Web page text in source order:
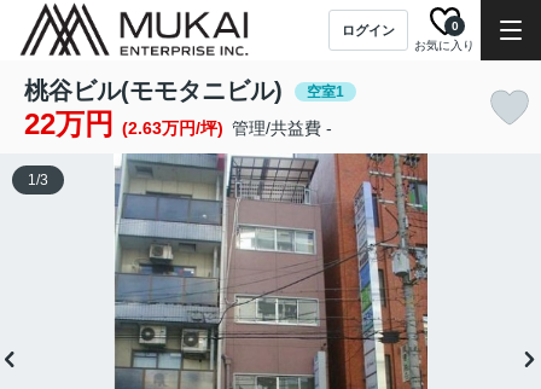
ログイン
お気に入り
0
桃谷ビル(モモタニビル) 空室1
22万円 (2.63万円/坪) 管理/共益費 -
1/3